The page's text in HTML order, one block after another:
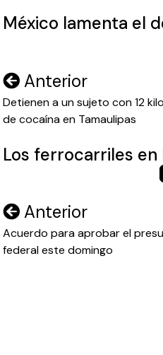
México lamenta el
Navegación
de
Anterior
Detienen a un sujeto con 12
de cocaína en Tamaulipas
Los ferrocarriles en
Navegación
de
Anterior
Acuerdo para aprobar el
federal este domingo